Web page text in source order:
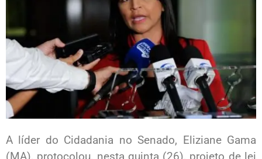
A líder do Cidadania no Senado, Eliziane Gama
(MA), protocolou, nesta quinta (26), projeto de lei